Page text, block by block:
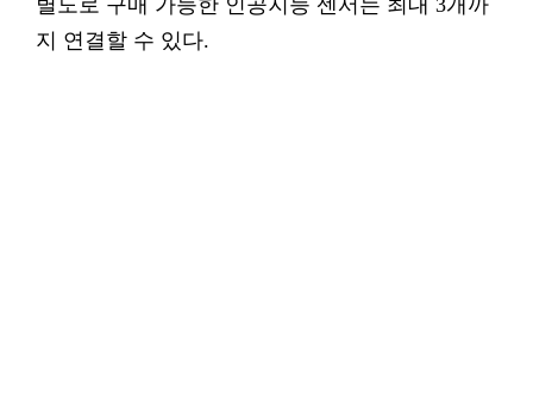
별도로 구매 가능한 인공지능 센서는 최대 3개까
지 연결할 수 있다.